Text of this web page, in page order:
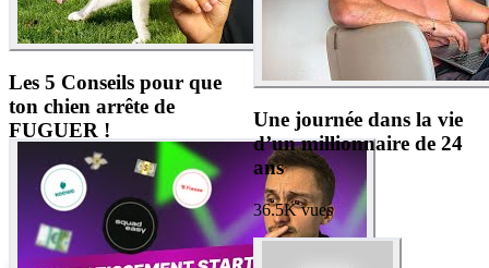
Les 5 Conseils pour que
ton chien arrête de
FUGUER !
45.7K vues
Stratégiste
Monteur
vidéo
Copywriter
Une journée dans la vie
d’un millionnaire de 24
ans
36.5K vues